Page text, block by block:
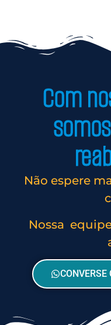
Com
Não espere
Nossa